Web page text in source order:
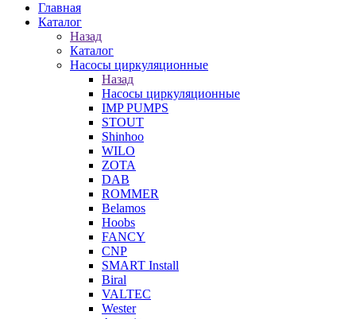
Главная
Каталог
Назад
Каталог
Насосы циркуляционные
Назад
Насосы циркуляционные
IMP PUMPS
STOUT
Shinhoo
WILO
ZOTA
DAB
ROMMER
Belamos
Hoobs
FANCY
CNP
SMART Install
Biral
VALTEC
Wester